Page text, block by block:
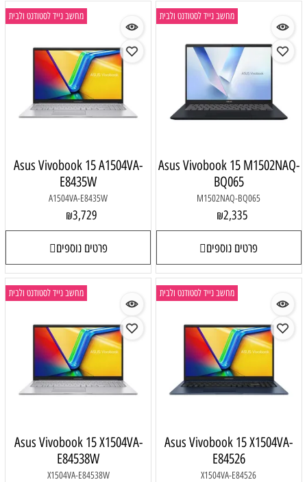
מחשב נייד לסטודנט ולבית
Asus Vivobook 15 M1502NAQ-
BQ065
M1502NAQ-BQ065
₪2,335
פרטים נוספים
מחשב נייד לסטודנט ולבית
Asus Vivobook 15 A1504VA-
E8435W
A1504VA-E8435W
₪3,729
פרטים נוספים
מחשב נייד לסטודנט ולבית
Asus Vivobook 15 X1504VA-
E84526
X1504VA-E84526
מחשב נייד לסטודנט ולבית
Asus Vivobook 15 X1504VA-
E84538W
X1504VA-E84538W